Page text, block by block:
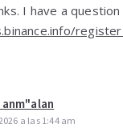
I have a
a las 1:44 am